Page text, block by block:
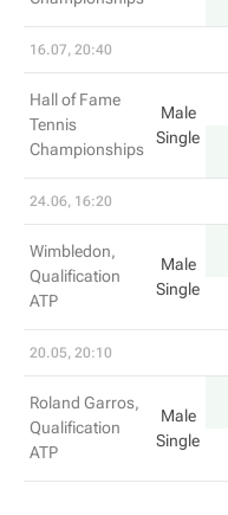
16.07, 20:40
Hall of Fame
Tennis
Championships
Male
Single
24.06, 16:20
Wimbledon,
Qualification
ATP
Male
Single
20.05, 20:10
Roland Garros,
Qualification
ATP
Male
Single